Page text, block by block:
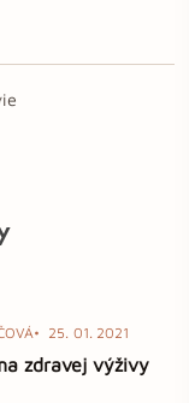
25. 01. 2021
zdravej výživy